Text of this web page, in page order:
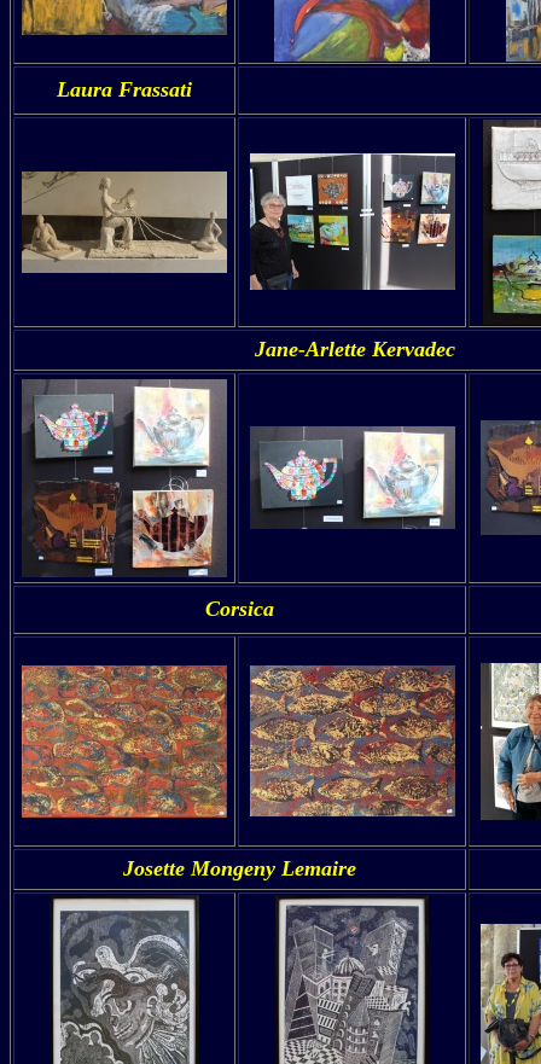
Laura Frassati
Jane-Arlette Kervadec
Corsica
Josette Mongeny Lemaire